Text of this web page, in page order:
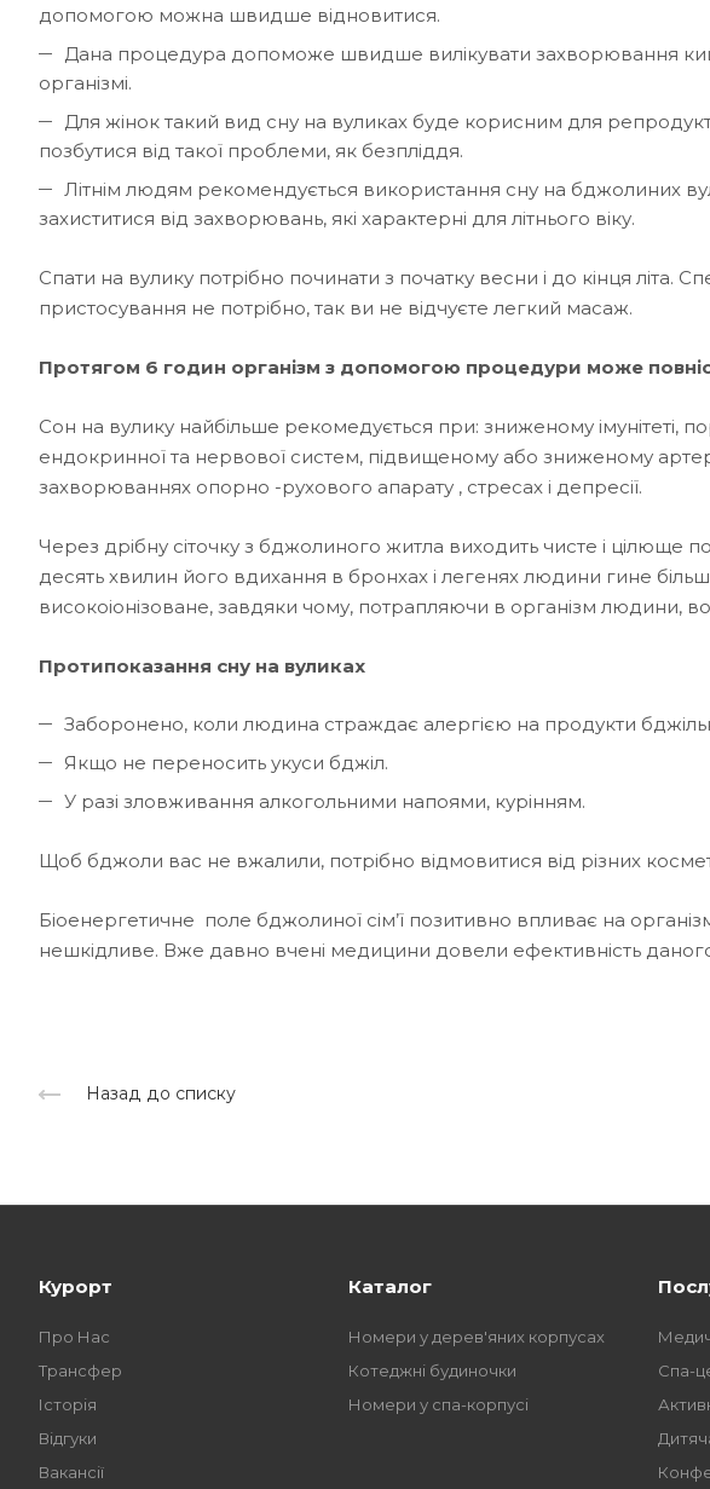
допомогою можна швидше відновитися.
Дана процедура допоможе швидше вилікувати захворювання
організмі.
Для жінок такий вид сну на вуликах буде корисним для
позбутися від такої проблеми, як безпліддя.
Літнім людям рекомендується використання сну на бджолиних
захиститися від захворювань, які характерні для літнього віку.
Спати на вулику потрібно починати з початку весни і до кінця літа.
пристосування не потрібно, так ви не відчуєте легкий масаж.
Протягом 6 годин організм з допомогою процедури може
Сон на вулику найбільше рекомедується при: зниженому імунітеті,
ендокринної та нервової систем, підвищеному або зниженому
захворюваннях опорно -рухового апарату , стресах і депресії.
Через дрібну сіточку з бджолиного житла виходить чисте і цілюще
десять хвилин його вдихання в бронхах і легенях людини гине
високоіонізоване, завдяки чому, потрапляючи в організм людини,
Протипоказання сну на вуликах
Заборонено, коли людина страждає алергією на продукти
Якщо не переносить укуси бджіл.
У разі зловживання алкогольними напоями, курінням.
Щоб бджоли вас не вжалили, потрібно відмовитися від різних
Біоенергетичне поле бджолиної сім’ї позитивно впливає на
нешкідливе. Вже давно вчені медицини довели ефективність
Назад до списку
Курорт
Про Нас
Трансфер
Історія
Відгуки
Вакансії
Каталог
Номери у дерев'яних корпусах
Котеджні будиночки
Номери у спа-корпусі
Спа-